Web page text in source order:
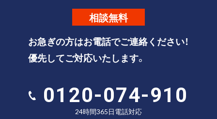
相談無料
お急ぎの方はお電話でご連絡ください！
優先してご対応いたします。
0120-074-910
24時間365日電話対応